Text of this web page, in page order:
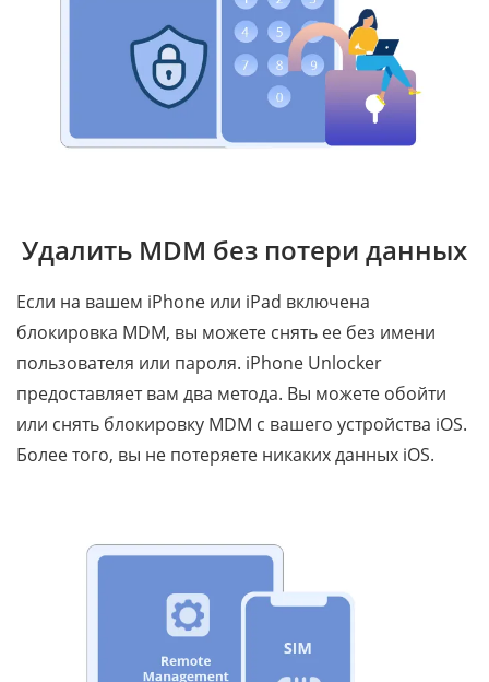
Удалить MDM без потери данных
Если на вашем iPhone или iPad включена
блокировка MDM, вы можете снять ее без имени
пользователя или пароля. iPhone Unlocker
предоставляет вам два метода. Вы можете обойти
или снять блокировку MDM с вашего устройства iOS.
Более того, вы не потеряете никаких данных iOS.